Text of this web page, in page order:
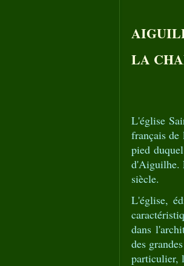
LA
L'église
français
pied
d'Aiguilhe.
siècle.
L'église,
dans
des
particulier,